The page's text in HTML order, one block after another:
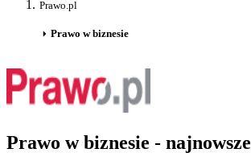
Prawo.pl
Prawo w biznesie
Prawo w biznesie - najnowsze